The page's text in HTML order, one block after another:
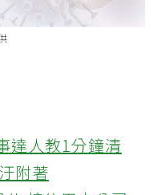
達人教1分鐘清
附著